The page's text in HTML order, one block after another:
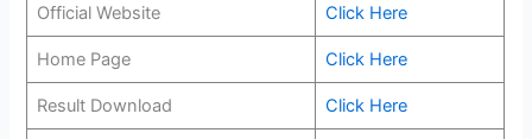
Official Website
Click Here
Home Page Click Here
Result Download Click Here